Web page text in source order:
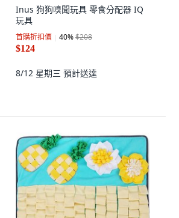
Inus 狗狗嗅聞玩具 零食分配器 IQ
玩具
首購折扣價 40%$208
$124
8/12 星期三 預計送達